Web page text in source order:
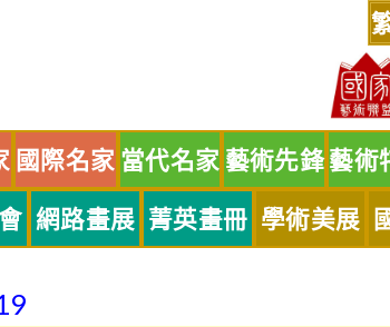
國際名家 當代名家 藝術先鋒藝術
網路畫展 菁英畫冊 學術美展